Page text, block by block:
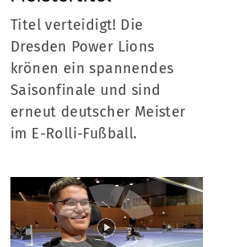
Titel verteidigt! Die
Dresden Power Lions
krönen ein spannendes
Saisonfinale und sind
erneut deutscher Meister
im E-Rolli-Fußball.
Mitglieder-Bereich